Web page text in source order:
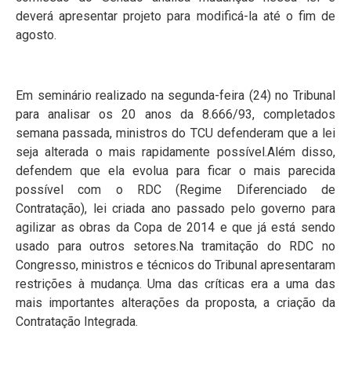
deverá apresentar projeto para modificá-la até o fim de
agosto.
Em seminário realizado na segunda-feira (24) no Tribunal
para analisar os 20 anos da 8.666/93, completados
semana passada, ministros do TCU defenderam que a lei
seja alterada o mais rapidamente possível.Além disso,
defendem que ela evolua para ficar o mais parecida
possível com o RDC (Regime Diferenciado de
Contratação), lei criada ano passado pelo governo para
agilizar as obras da Copa de 2014 e que já está sendo
usado para outros setores.Na tramitação do RDC no
Congresso, ministros e técnicos do Tribunal apresentaram
restrições à mudança. Uma das críticas era a uma das
mais importantes alterações da proposta, a criação da
Contratação Integrada.